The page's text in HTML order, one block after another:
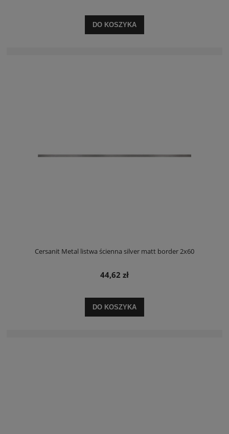
DO KOSZYKA
Cersanit Metal listwa ścienna silver matt border 2x60
44,62 zł
DO KOSZYKA